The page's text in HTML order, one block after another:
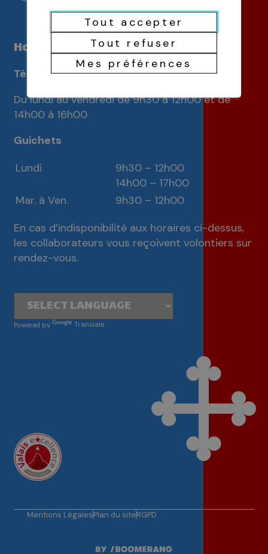
Horaires d'ouverture
Téléphones
Du lundi au vendredi de 9h30 à 12h00 et de
14h00 à 16h00
Guichets
Lundi
9h30 – 12h00
14h00 – 17h00
Mar. à Ven.
9h30 – 12h00
En cas d’indisponibilité aux horaires ci-dessus,
les collaborateurs vous reçoivent volontiers sur
rendez-vous.
Powered by Translate
Mentions LégalesPlan du siteRGPD
Tout accepter
Tout refuser
Mes préférences